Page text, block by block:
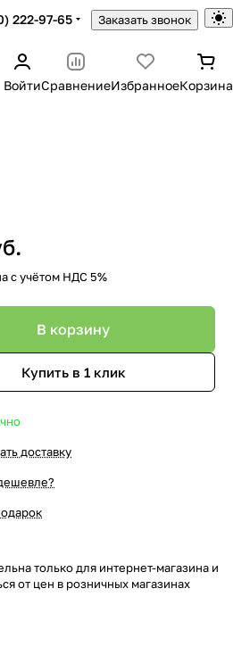
222-97-65 Заказать звонок
ВойтиСравнениеИзбранноеКорзина
с учётом НДС 5%
В корзину
Купить в 1 клик
доставку
только для интернет-магазина и
от цен в розничных магазинах